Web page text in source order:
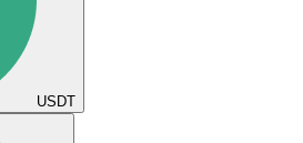
USDT